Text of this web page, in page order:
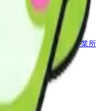
の事業所一覧事業所
を掲載。